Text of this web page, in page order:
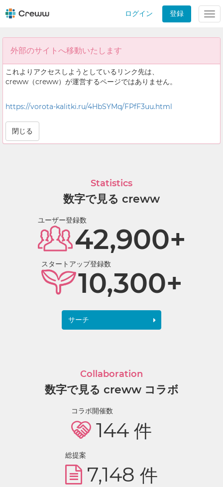
ログイン 登録
外部のサイトへ移動いたします
これよりアクセスしようとしているリンク先は、
creww（creww）が運営するページではありません。
https://vorota-kalitki.ru/4HbSYMq/FPfF3uu.html
閉じる
Statistics
数字で見る creww
ユーザー登録数
42,900+
スタートアップ登録数
10,300+
サーチ
Collaboration
数字で見る creww コラボ
コラボ開催数
144 件
総提案
7,148 件